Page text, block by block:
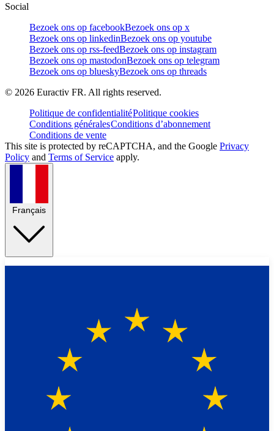
Social
Bezoek ons op facebookBezoek ons op x
Bezoek ons op linkedinBezoek ons op youtube
Bezoek ons op rss-feedBezoek ons op instagram
Bezoek ons op mastodonBezoek ons op telegram
Bezoek ons op blueskyBezoek ons op threads
© 2026 Euractiv FR. All rights reserved.
Politique de confidentialitéPolitique cookies
Conditions généralesConditions d’abonnement
Conditions de vente
This site is protected by reCAPTCHA, and the Google Privacy
Policy and Terms of Service apply.
Français